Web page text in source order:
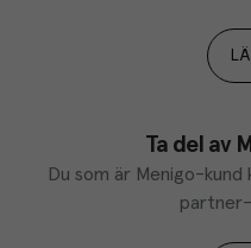
Ta del av
Du som är Menigo-kund